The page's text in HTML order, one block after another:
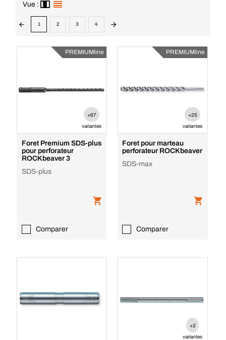
Vue :
1 2 3 4
PREMIUMline
+67
variantes
Foret Premium SDS-plus
pour perforateur
ROCKbeaver 3
SDS-plus
Comparer
PREMIUMline
+25
variantes
Foret pour marteau
perforateur ROCKbeaver
SDS-max
Comparer
+2
variantes